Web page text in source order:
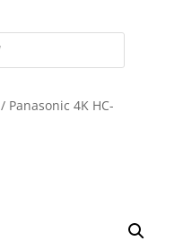
/ Panasonic 4K HC-